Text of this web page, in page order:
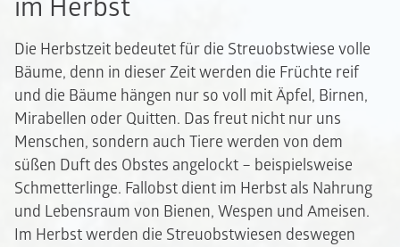
im Herbst
Die Herbstzeit bedeutet für die Streuobstwiese volle
Bäume, denn in dieser Zeit werden die Früchte reif
und die Bäume hängen nur so voll mit Äpfel, Birnen,
Mirabellen oder Quitten. Das freut nicht nur uns
Menschen, sondern auch Tiere werden von dem
süßen Duft des Obstes angelockt – beispielsweise
Schmetterlinge. Fallobst dient im Herbst als Nahrung
und Lebensraum von Bienen, Wespen und Ameisen.
Im Herbst werden die Streuobstwiesen deswegen